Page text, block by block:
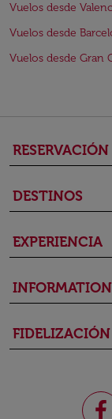
Vuelos desde
Vuelos desde
Vuelos desde Gran
RESERVACIÓN
DESTINOS
EXPERIENCIA
INFORMATION
FIDELIZACIÓN